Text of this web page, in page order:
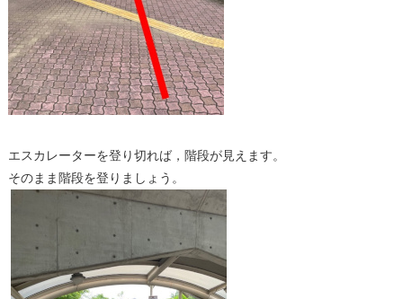
エスカレーターを登り切れば，階段が見えます。
そのまま階段を登りましょう。